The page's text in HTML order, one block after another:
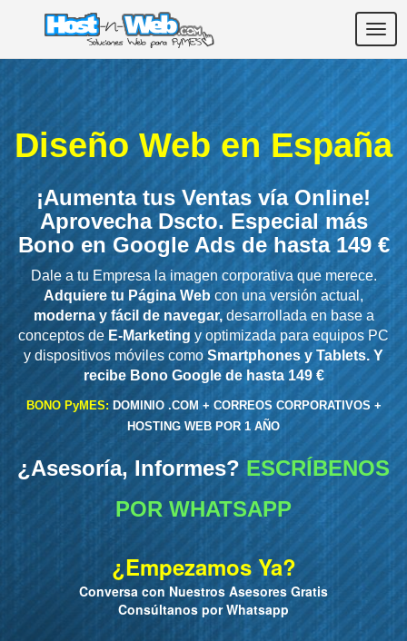
Diseño Web en España
¡Aumenta tus Ventas vía Online!
Aprovecha Dscto. Especial más
Bono en Google Ads de hasta 149 €
Dale a tu Empresa la imagen corporativa que merece.
Adquiere tu Página Web con una versión actual,
moderna y fácil de navegar,desarrollada en base a
conceptos de E-Marketing y optimizada para equipos PC
y dispositivos móviles comoSmartphones y Tablets. Y
recibe Bono Google de hasta 149 €
BONO PyMES: DOMINIO .COM + CORREOS CORPORATIVOS +
HOSTING WEB POR 1 AÑO
¿Asesoría, Informes? ESCRÍBENOS
POR WHATSAPP
¿Empezamos Ya?
Conversa con Nuestros Asesores Gratis
Consúltanos por Whatsapp